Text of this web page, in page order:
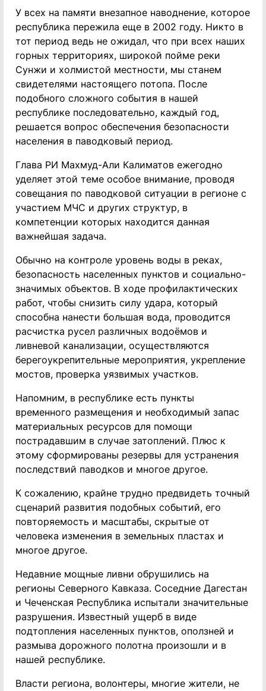
У всех на памяти внезапное наводнение, которое
республика пережила еще в 2002 году. Никто в
тот период ведь не ожидал, что при всех наших
горных территориях, широкой пойме реки
Сунжи и холмистой местности, мы станем
свидетелями настоящего потопа. После
подобного сложного события в нашей
республике последовательно, каждый год,
решается вопрос обеспечения безопасности
населения в паводковый период.
Глава РИ Махмуд-Али Калиматов ежегодно
уделяет этой теме особое внимание, проводя
совещания по паводковой ситуации в регионе с
участием МЧС и других структур, в
компетенции которых находится данная
важнейшая задача.
Обычно на контроле уровень воды в реках,
безопасность населенных пунктов и социально-
значимых объектов. В ходе профилактических
работ, чтобы снизить силу удара, который
способна нанести большая вода, проводится
расчистка русел различных водоёмов и
ливневой канализации, осуществляются
берегоукрепительные мероприятия, укрепление
мостов, проверка уязвимых участков.
Напомним, в республике есть пункты
временного размещения и необходимый запас
материальных ресурсов для помощи
пострадавшим в случае затоплений. Плюс к
этому сформированы резервы для устранения
последствий паводков и многое другое.
К сожалению, крайне трудно предвидеть точный
сценарий развития подобных событий, его
повторяемость и масштабы, скрытые от
человека изменения в земельных пластах и
многое другое.
Недавние мощные ливни обрушились на
регионы Северного Кавказа. Соседние Дагестан
и Чеченская Республика испытали значительные
разрушения. Известный ущерб в виде
подтопления населенных пунктов, оползней и
размыва дорожного полотна произошли и в
нашей республике.
Власти региона, волонтеры, многие жители, не